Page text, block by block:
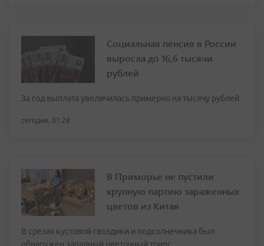
Социальная пенсия в России
выросла до 16,6 тысячи
рублей
За год выплата увеличилась примерно на тысячу рублей
сегодня, 01:28
В Приморье не пустили
крупную партию зараженных
цветов из Китая
В срезах кустовой гвоздики и подсолнечника был